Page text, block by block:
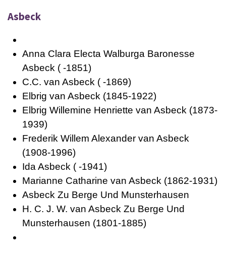
Asbeck
Anna Clara Electa Walburga Baronesse
Asbeck ( -1851)
C.C. van Asbeck ( -1869)
Elbrig van Asbeck (1845-1922)
Elbrig Willemine Henriette van Asbeck (1873-
1939)
Frederik Willem Alexander van Asbeck
(1908-1996)
Ida Asbeck ( -1941)
Marianne Catharine van Asbeck (1862-1931)
Asbeck Zu Berge Und Munsterhausen
H. C. J. W. van Asbeck Zu Berge Und
Munsterhausen (1801-1885)